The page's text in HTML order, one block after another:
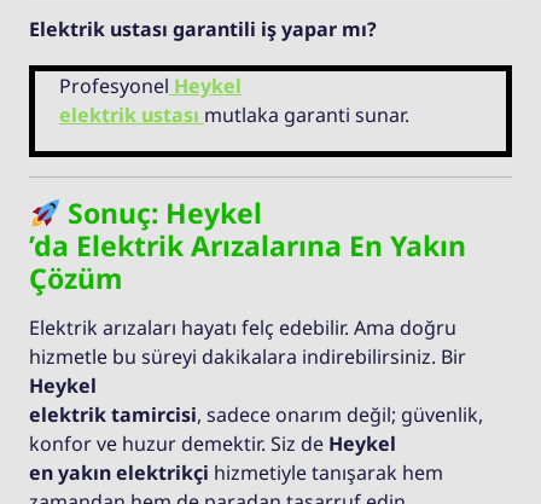
Elektrik ustası garantili iş yapar mı?
Profesyonel Heykel
elektrik ustası mutlaka garanti sunar.
Sonuç: Heykel
’da Elektrik Arızalarına En Yakın
Çözüm
Elektrik arızaları hayatı felç edebilir. Ama doğru
hizmetle bu süreyi dakikalara indirebilirsiniz. Bir
Heykel
elektrik tamircisi, sadece onarım değil; güvenlik,
konfor ve huzur demektir. Siz de Heykel
en yakın elektrikçi hizmetiyle tanışarak hem